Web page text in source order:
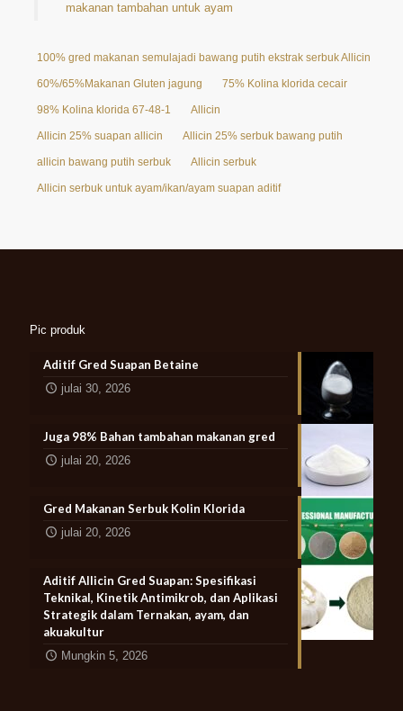
makanan tambahan untuk ayam
100% gred makanan semulajadi bawang putih ekstrak serbuk Allicin 25%
60%/65%Makanan Gluten jagung 75% Kolina klorida cecair
98% Kolina klorida 67-48-1 Allicin
Allicin 25% suapan allicin Allicin 25% serbuk bawang putih
allicin bawang putih serbuk Allicin serbuk
Allicin serbuk untuk ayam/ikan/ayam suapan aditif
Pic produk
Aditif Gred Suapan Betaine
julai 30, 2026
Juga 98% Bahan tambahan makanan gred
julai 20, 2026
Gred Makanan Serbuk Kolin Klorida
julai 20, 2026
Aditif Allicin Gred Suapan: Spesifikasi
Teknikal, Kinetik Antimikrob, dan Aplikasi
Strategik dalam Ternakan, ayam, dan
akuakultur
Mungkin 5, 2026